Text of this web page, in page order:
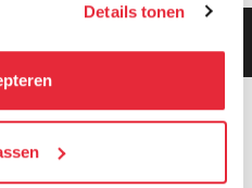
met informatie die zij
van hun diensten. Je
alleen noodzakelijke
die uw gegevens
Details tonen
gemiddeld!